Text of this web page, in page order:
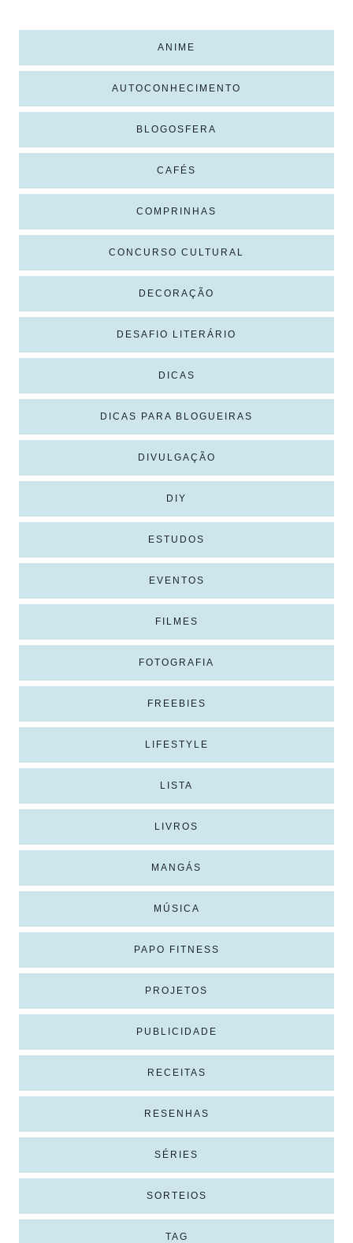
ANIME
AUTOCONHECIMENTO
BLOGOSFERA
CAFÉS
COMPRINHAS
CONCURSO CULTURAL
DECORAÇÃO
DESAFIO LITERÁRIO
DICAS
DICAS PARA BLOGUEIRAS
DIVULGAÇÃO
DIY
ESTUDOS
EVENTOS
FILMES
FOTOGRAFIA
FREEBIES
LIFESTYLE
LISTA
LIVROS
MANGÁS
MÚSICA
PAPO FITNESS
PROJETOS
PUBLICIDADE
RECEITAS
RESENHAS
SÉRIES
SORTEIOS
TAG